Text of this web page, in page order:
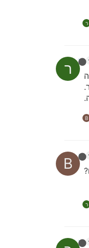
ר
ררכס
B
Bbbn
ר
רכס